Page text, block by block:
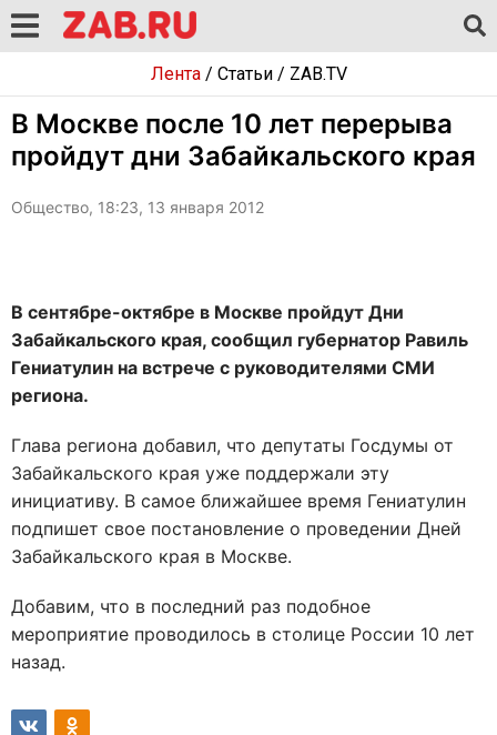
Лента/ Статьи/ ZAB.TV
В Москве после 10 лет перерыва
пройдут дни Забайкальского края
Общество, 18:23, 13 января 2012
В сентябре-октябре в Москве пройдут Дни
Забайкальского края, сообщил губернатор Равиль
Гениатулин на встрече с руководителями СМИ
региона.
Глава региона добавил, что депутаты Госдумы от
Забайкальского края уже поддержали эту
инициативу. В самое ближайшее время Гениатулин
подпишет свое постановление о проведении Дней
Забайкальского края в Москве.
Добавим, что в последний раз подобное
мероприятие проводилось в столице России 10 лет
назад.